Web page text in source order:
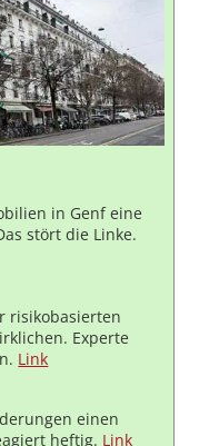
in Genf eine
stört die Linke.
risikobasierten
Experte
Link
einen
heftig. Link